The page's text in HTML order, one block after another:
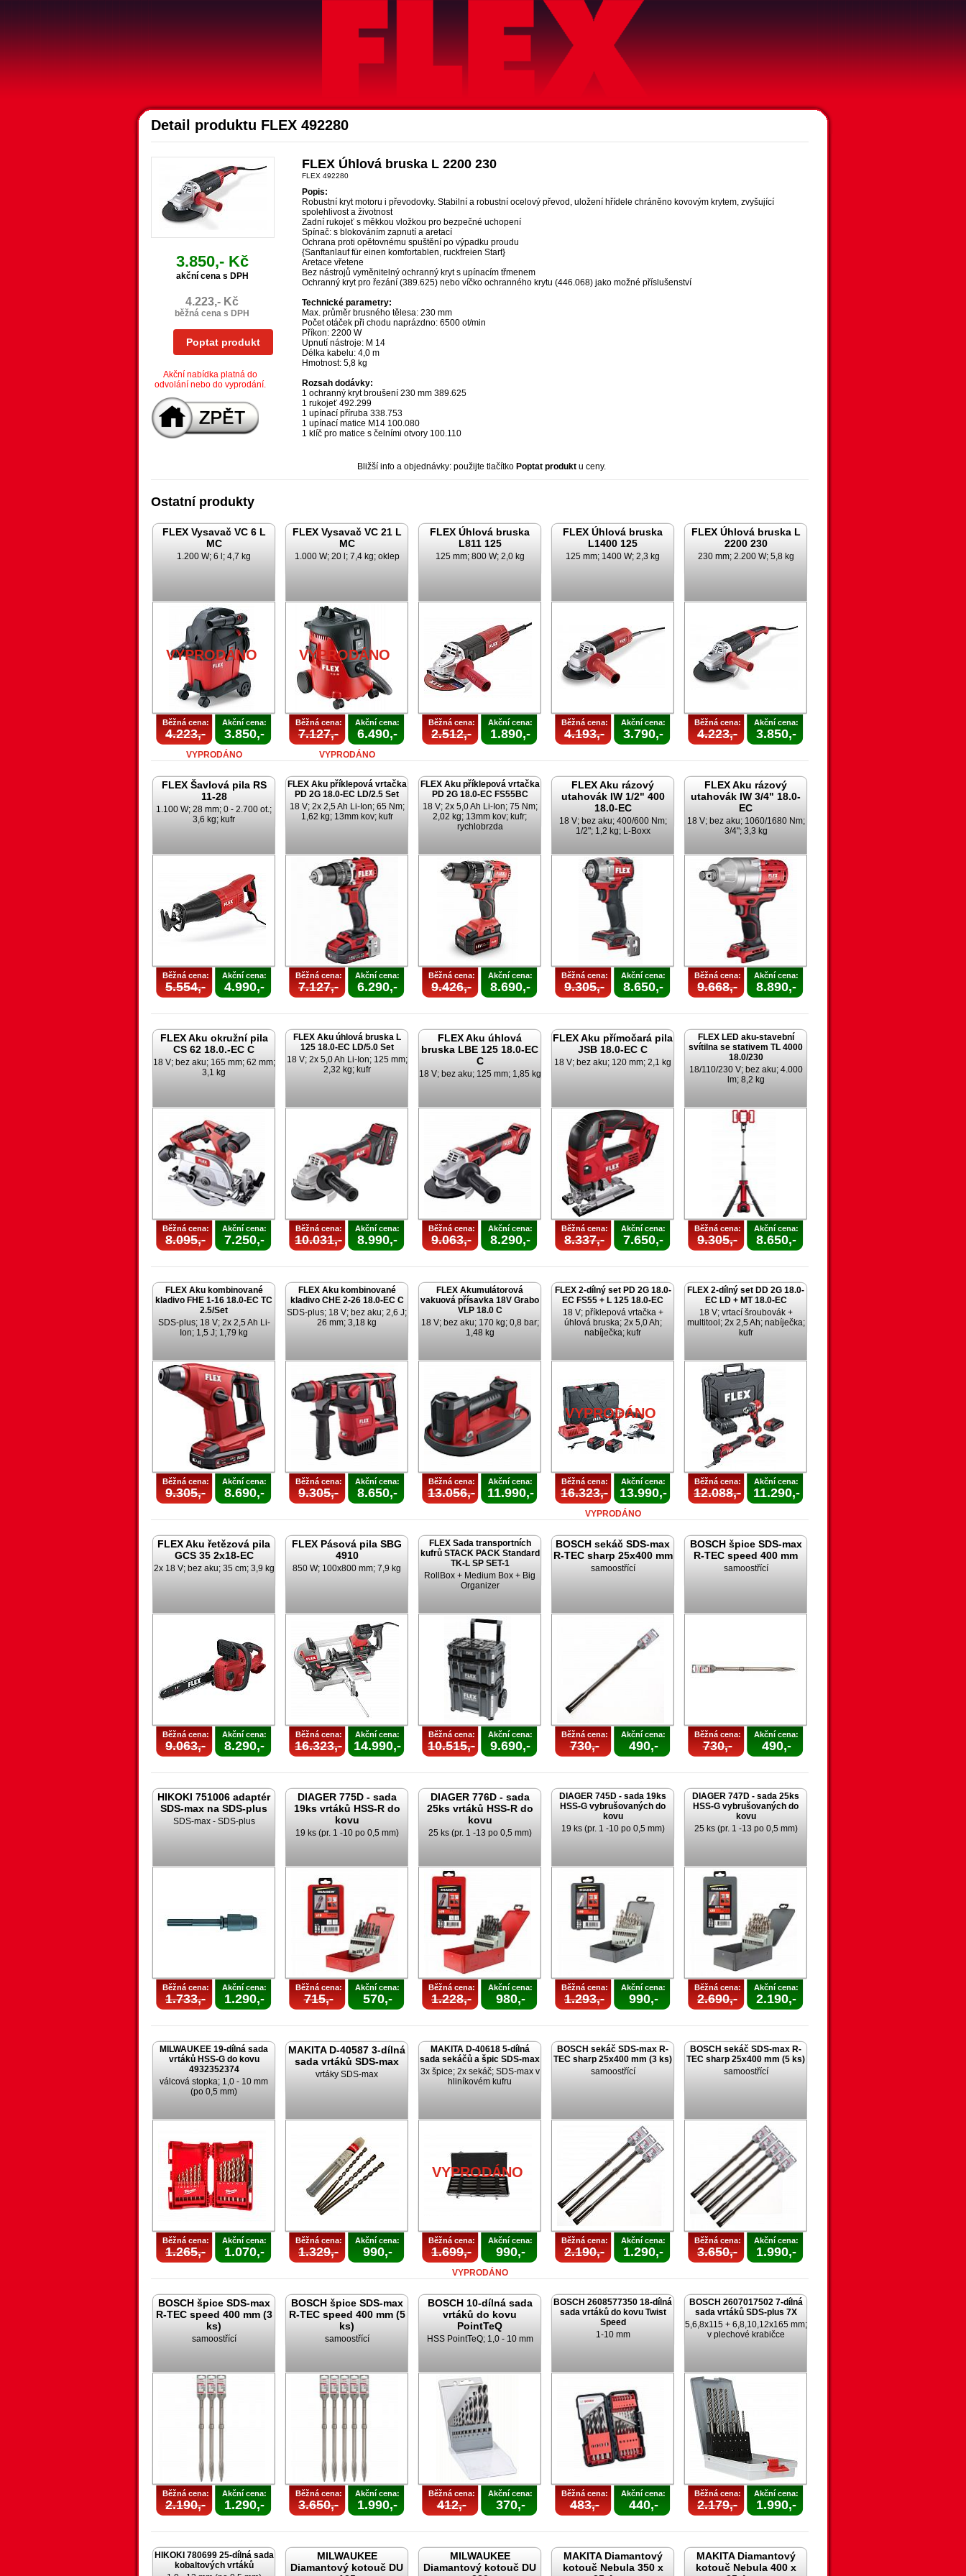
Detail produktu FLEX 492280
3.850,- Kč
akční cena s DPH
4.223,- Kč
běžná cena s DPH
Poptat produkt
Akční nabídka platná do
odvolání nebo do vyprodání.
FLEX Úhlová bruska L 2200 230
FLEX 492280
Popis:
Robustní kryt motoru i převodovky. Stabilní a robustní ocelový převod, uložení hřídele chráněno kovovým krytem, zvyšující
spolehlivost a životnost
Zadní rukojeť s měkkou vložkou pro bezpečné uchopení
Spínač: s blokováním zapnutí a aretací
Ochrana proti opětovnému spuštění po výpadku proudu
{Sanftanlauf für einen komfortablen, ruckfreien Start}
Aretace vřetene
Bez nástrojů vyměnitelný ochranný kryt s upínacím třmenem
Ochranný kryt pro řezání (389.625) nebo víčko ochranného krytu (446.068) jako možné příslušenství
Technické parametry:
Max. průměr brusného tělesa: 230 mm
Počet otáček při chodu naprázdno: 6500 ot/min
Příkon: 2200 W
Upnutí nástroje: M 14
Délka kabelu: 4,0 m
Hmotnost: 5,8 kg
Rozsah dodávky:
1 ochranný kryt broušení 230 mm 389.625
1 rukojeť 492.299
1 upínací příruba 338.753
1 upínací matice M14 100.080
1 klíč pro matice s čelními otvory 100.110
Bližší info a objednávky: použijte tlačítko Poptat produktu ceny.
Ostatní produkty
FLEX Vysavač VC 6 L
MC
1.200 W; 6 l; 4,7 kg
VYPRODÁNO
Běžná cena:
4.223,-
Akční cena:
3.850,-
VYPRODÁNO
FLEX Vysavač VC 21 L
MC
1.000 W; 20 l; 7,4 kg; oklep
VYPRODÁNO
Běžná cena:
7.127,-
Akční cena:
6.490,-
VYPRODÁNO
FLEX Úhlová bruska
L811 125
125 mm; 800 W; 2,0 kg
Běžná cena:
2.512,-
Akční cena:
1.890,-
FLEX Úhlová bruska
L1400 125
125 mm; 1400 W; 2,3 kg
Běžná cena:
4.193,-
Akční cena:
3.790,-
FLEX Úhlová bruska L
2200 230
230 mm; 2.200 W; 5,8 kg
Běžná cena:
4.223,-
Akční cena:
3.850,-
FLEX Šavlová pila RS
11-28
1.100 W; 28 mm; 0 - 2.700 ot.;
3,6 kg; kufr
Běžná cena:
5.554,-
Akční cena:
4.990,-
FLEX Aku příklepová vrtačka
PD 2G 18.0-EC LD/2.5 Set
18 V; 2x 2,5 Ah Li-Ion; 65 Nm;
1,62 kg; 13mm kov; kufr
Běžná cena:
7.127,-
Akční cena:
6.290,-
FLEX Aku příklepová vrtačka
PD 2G 18.0-EC FS55BC
18 V; 2x 5,0 Ah Li-Ion; 75 Nm;
2,02 kg; 13mm kov; kufr;
rychlobrzda
Běžná cena:
9.426,-
Akční cena:
8.690,-
FLEX Aku rázový
utahovák IW 1/2" 400
18.0-EC
18 V; bez aku; 400/600 Nm;
1/2"; 1,2 kg; L-Boxx
Běžná cena:
9.305,-
Akční cena:
8.650,-
FLEX Aku rázový
utahovák IW 3/4" 18.0-
EC
18 V; bez aku; 1060/1680 Nm;
3/4"; 3,3 kg
Běžná cena:
9.668,-
Akční cena:
8.890,-
FLEX Aku okružní pila
CS 62 18.0.-EC C
18 V; bez aku; 165 mm; 62 mm;
3,1 kg
Běžná cena:
8.095,-
Akční cena:
7.250,-
FLEX Aku úhlová bruska L
125 18.0-EC LD/5.0 Set
18 V; 2x 5,0 Ah Li-Ion; 125 mm;
2,32 kg; kufr
Běžná cena:
10.031,-
Akční cena:
8.990,-
FLEX Aku úhlová
bruska LBE 125 18.0-EC
C
18 V; bez aku; 125 mm; 1,85 kg
Běžná cena:
9.063,-
Akční cena:
8.290,-
FLEX Aku přímočará pila
JSB 18.0-EC C
18 V; bez aku; 120 mm; 2,1 kg
Běžná cena:
8.337,-
Akční cena:
7.650,-
FLEX LED aku-stavební
svítilna se stativem TL 4000
18.0/230
18/110/230 V; bez aku; 4.000
lm; 8,2 kg
Běžná cena:
9.305,-
Akční cena:
8.650,-
FLEX Aku kombinované
kladivo FHE 1-16 18.0-EC TC
2.5/Set
SDS-plus; 18 V; 2x 2,5 Ah Li-
Ion; 1,5 J; 1,79 kg
Běžná cena:
9.305,-
Akční cena:
8.690,-
FLEX Aku kombinované
kladivo CHE 2-26 18.0-EC C
SDS-plus; 18 V; bez aku; 2,6 J;
26 mm; 3,18 kg
Běžná cena:
9.305,-
Akční cena:
8.650,-
FLEX Akumulátorová
vakuová přísavka 18V Grabo
VLP 18.0 C
18 V; bez aku; 170 kg; 0,8 bar;
1,48 kg
Běžná cena:
13.056,-
Akční cena:
11.990,-
FLEX 2-dílný set PD 2G 18.0-
EC FS55 + L 125 18.0-EC
18 V; příklepová vrtačka +
úhlová bruska; 2x 5,0 Ah;
nabíječka; kufr
VYPRODÁNO
Běžná cena:
16.323,-
Akční cena:
13.990,-
VYPRODÁNO
FLEX 2-dílný set DD 2G 18.0-
EC LD + MT 18.0-EC
18 V; vrtací šroubovák +
multitool; 2x 2,5 Ah; nabíječka;
kufr
Běžná cena:
12.088,-
Akční cena:
11.290,-
FLEX Aku řetězová pila
GCS 35 2x18-EC
2x 18 V; bez aku; 35 cm; 3,9 kg
Běžná cena:
9.063,-
Akční cena:
8.290,-
FLEX Pásová pila SBG
4910
850 W; 100x800 mm; 7,9 kg
Běžná cena:
16.323,-
Akční cena:
14.990,-
FLEX Sada transportních
kufrů STACK PACK Standard
TK-L SP SET-1
RollBox + Medium Box + Big
Organizer
Běžná cena:
10.515,-
Akční cena:
9.690,-
BOSCH sekáč SDS-max
R-TEC sharp 25x400 mm
samoostřící
Běžná cena:
730,-
Akční cena:
490,-
BOSCH špice SDS-max
R-TEC speed 400 mm
samoostřící
Běžná cena:
730,-
Akční cena:
490,-
HIKOKI 751006 adaptér
SDS-max na SDS-plus
SDS-max - SDS-plus
Běžná cena:
1.733,-
Akční cena:
1.290,-
DIAGER 775D - sada
19ks vrtáků HSS-R do
kovu
19 ks (pr. 1 -10 po 0,5 mm)
Běžná cena:
715,-
Akční cena:
570,-
DIAGER 776D - sada
25ks vrtáků HSS-R do
kovu
25 ks (pr. 1 -13 po 0,5 mm)
Běžná cena:
1.228,-
Akční cena:
980,-
DIAGER 745D - sada 19ks
HSS-G vybrušovaných do
kovu
19 ks (pr. 1 -10 po 0,5 mm)
Běžná cena:
1.293,-
Akční cena:
990,-
DIAGER 747D - sada 25ks
HSS-G vybrušovaných do
kovu
25 ks (pr. 1 -13 po 0,5 mm)
Běžná cena:
2.690,-
Akční cena:
2.190,-
MILWAUKEE 19-dílná sada
vrtáků HSS-G do kovu
4932352374
válcová stopka; 1,0 - 10 mm
(po 0,5 mm)
Běžná cena:
1.265,-
Akční cena:
1.070,-
MAKITA D-40587 3-dílná
sada vrtáků SDS-max
vrtáky SDS-max
Běžná cena:
1.329,-
Akční cena:
990,-
MAKITA D-40618 5-dílná
sada sekáčů a špic SDS-max
3x špice; 2x sekáč; SDS-max v
hliníkovém kufru
VYPRODÁNO
Běžná cena:
1.699,-
Akční cena:
990,-
VYPRODÁNO
BOSCH sekáč SDS-max R-
TEC sharp 25x400 mm (3 ks)
samoostřící
Běžná cena:
2.190,-
Akční cena:
1.290,-
BOSCH sekáč SDS-max R-
TEC sharp 25x400 mm (5 ks)
samoostřící
Běžná cena:
3.650,-
Akční cena:
1.990,-
BOSCH špice SDS-max
R-TEC speed 400 mm (3
ks)
samoostřící
Běžná cena:
2.190,-
Akční cena:
1.290,-
BOSCH špice SDS-max
R-TEC speed 400 mm (5
ks)
samoostřící
Běžná cena:
3.650,-
Akční cena:
1.990,-
BOSCH 10-dílná sada
vrtáků do kovu
PointTeQ
HSS PointTeQ; 1,0 - 10 mm
Běžná cena:
412,-
Akční cena:
370,-
BOSCH 2608577350 18-dílná
sada vrtáků do kovu Twist
Speed
1-10 mm
Běžná cena:
483,-
Akční cena:
440,-
BOSCH 2607017502 7-dílná
sada vrtáků SDS-plus 7X
5,6,8x115 + 6,8,10,12x165 mm;
v plechové krabičce
Běžná cena:
2.179,-
Akční cena:
1.990,-
HIKOKI 780699 25-dílná sada
kobaltových vrtáků
MILWAUKEE
Diamantový kotouč DU
MILWAUKEE
Diamantový kotouč DU
MAKITA Diamantový
kotouč Nebula 350 x
MAKITA Diamantový
kotouč Nebula 400 x